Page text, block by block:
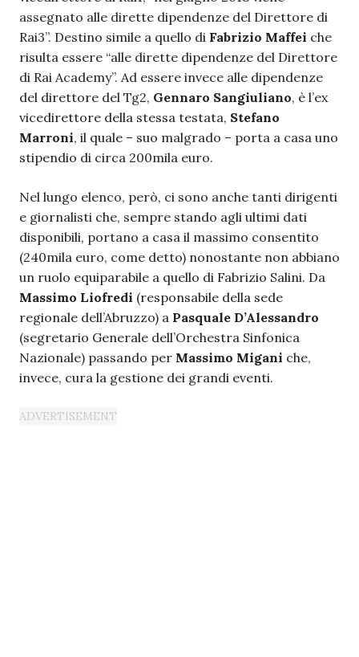
assegnato alle dirette dipendenze del Direttore di
Rai3”. Destino simile a quello di Fabrizio Maffei che
risulta essere “alle dirette dipendenze del Direttore
di Rai Academy”. Ad essere invece alle dipendenze
del direttore del Tg2, Gennaro Sangiuliano, è l’ex
vicedirettore della stessa testata, Stefano
Marroni, il quale – suo malgrado – porta a casa uno
stipendio di circa 200mila euro.
Nel lungo elenco, però, ci sono anche tanti dirigenti
e giornalisti che, sempre stando agli ultimi dati
disponibili, portano a casa il massimo consentito
(240mila euro, come detto) nonostante non abbiano
un ruolo equiparabile a quello di Fabrizio Salini. Da
Massimo Liofredi (responsabile della sede
regionale dell’Abruzzo) a Pasquale D’Alessandro
(segretario Generale dell’Orchestra Sinfonica
Nazionale) passando per Massimo Migani che,
invece, cura la gestione dei grandi eventi.